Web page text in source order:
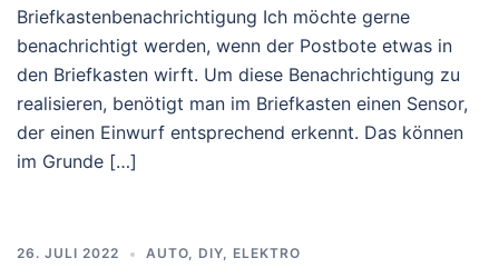
Briefkastenbenachrichtigung Ich möchte gerne
benachrichtigt werden, wenn der Postbote etwas in
den Briefkasten wirft. Um diese Benachrichtigung zu
realisieren, benötigt man im Briefkasten einen Sensor,
der einen Einwurf entsprechend erkennt. Das können
im Grunde […]
26. JULI 2022 AUTO DIY ELEKTRO